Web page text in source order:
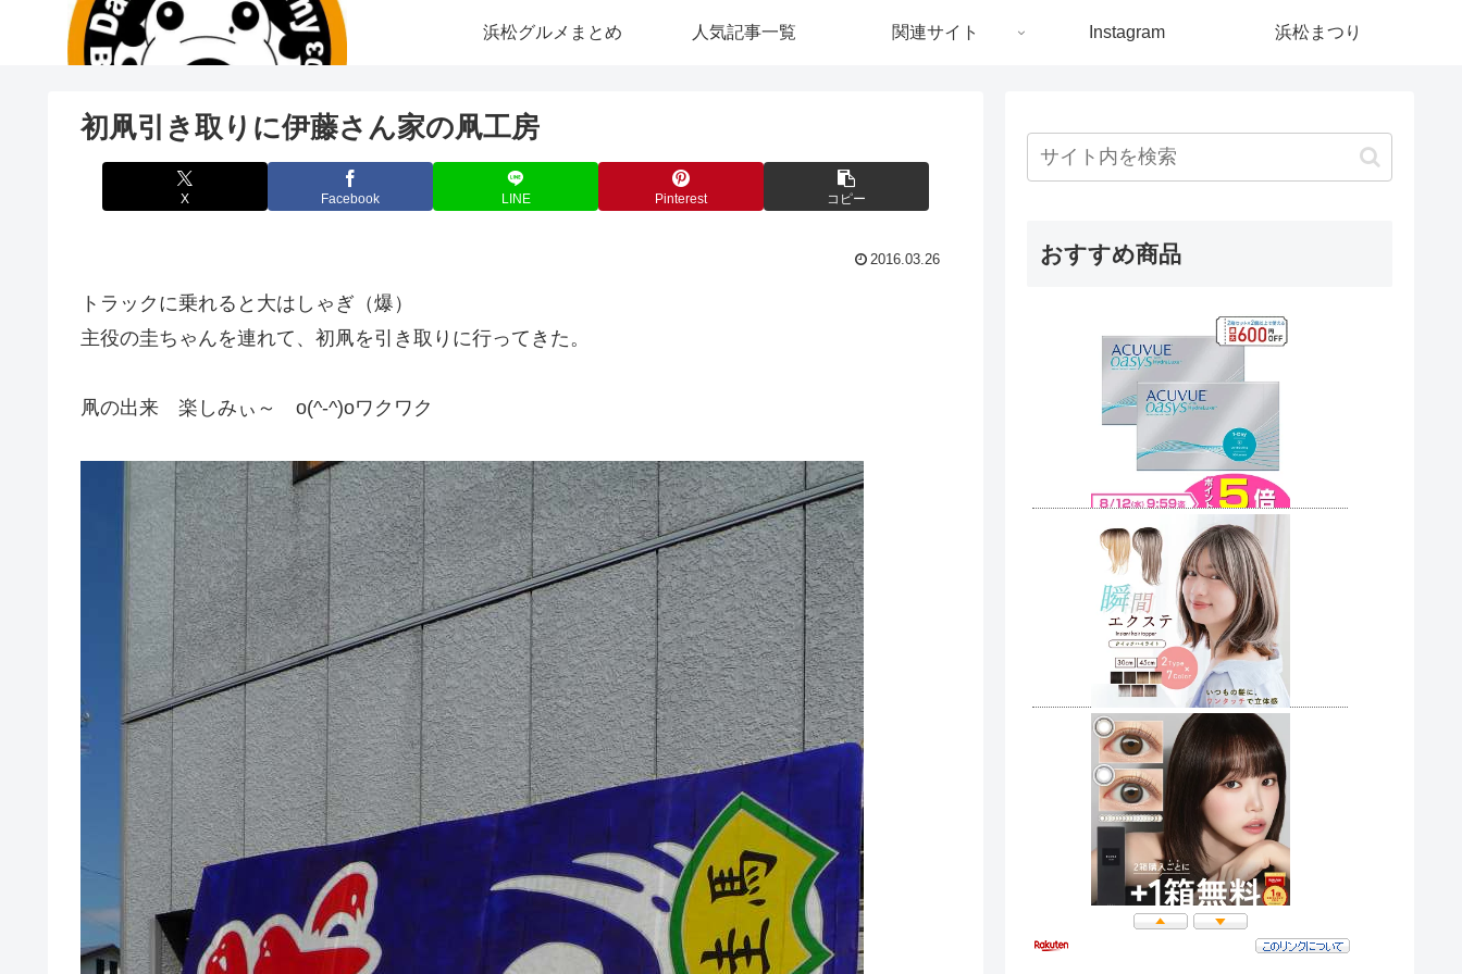
浜松グルメまとめ 人気記事一覧 関連サイト Instagram 浜松まつり
初凧引き取りに伊藤さん家の凧工房
X Facebook LINE Pinterest コピー
2016.03.26
トラックに乗れると大はしゃぎ（爆）
主役の圭ちゃんを連れて、初凧を引き取りに行ってきた。
凧の出来 楽しみぃ～ o(^-^)oワクワク
おすすめ商品